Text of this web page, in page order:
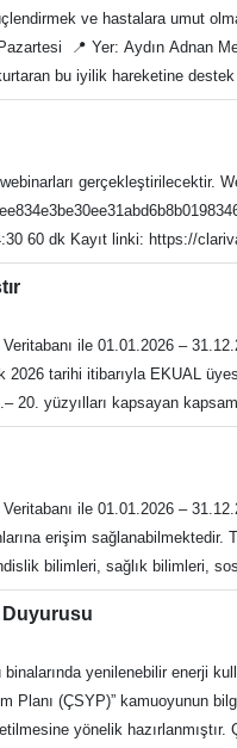
ve hastalara umut
📍 Yer: Aydın Adnan
bu iyilik hareketine
gerçekleştirilecektir.
Türkçe Konu Seçiminden Yayına: ProQuest Yazar
dk Kayıt linki: https://
güvenle araştırma yapın:
linki: https://
Anlaşmaları
Türkçe Akademisyen ve Öğrenciler İçin Ebook Central:
14:30 45 dk Kayıt linki:
ile 01.01.2026 –
tarihi itibarıyla EKUAL
20. yüzyılları kapsayan
35.000'den fazla
tam metin ve üst veri
Erişim Adresi Kütüphane
posta: kutuph@adu.edu.tr f:
218 20 00/2840-
ile 01.01.2026 –
erişim
bilimleri, sağlık bilimleri,
almakta olup içerik 25
ve Dokümantasyon Daire
adukutuphane t:https://
Duyurusu
yenilenebilir enerji
Planı (ÇSYP)” kamuoyunun
yönelik